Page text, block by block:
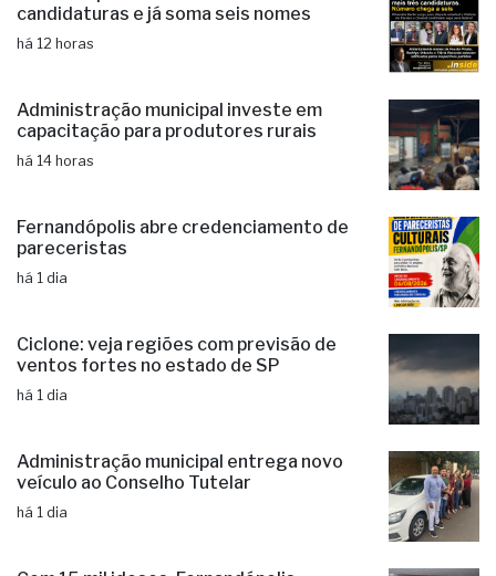
candidaturas e já soma seis nomes
há 12 horas
Administração municipal investe em
capacitação para produtores rurais
há 14 horas
Fernandópolis abre credenciamento de
pareceristas
há 1 dia
Ciclone: veja regiões com previsão de
ventos fortes no estado de SP
há 1 dia
Administração municipal entrega novo
veículo ao Conselho Tutelar
há 1 dia